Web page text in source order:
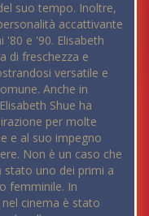
suo tempo. Inoltre,
accattivante
'80 e '90. Elisabeth
di freschezza e
versatile e
Anche in
Shue ha
per molte
e al suo impegno
Non è un caso che
stato uno dei primi a
femminile. In
cinema è stato